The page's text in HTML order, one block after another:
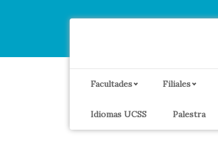
Facultades Filiales
Idiomas UCSS Palestra